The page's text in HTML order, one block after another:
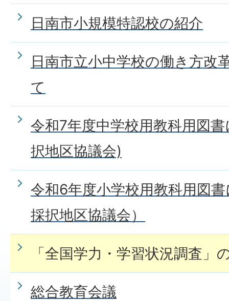
日南市小規模特認校の紹介
日南市立小中学校の働き方改
て
令和7年度中学校用教科用図
択地区協議会)
令和6年度小学校用教科用図
採択地区協議会）
「全国学力・学習状況調査」
総合教育会議